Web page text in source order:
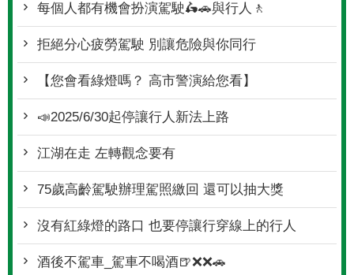
每個人都有機會扮演駕駛🛵🚗與行人🚶
拒絕分心疲勞駕駛 別讓危險與你同行
【您會看綠燈嗎？ 高市警演給您看】
📣2025/6/30起停讓行人新法上路
江湖在走 左轉觀念要有
75歲高齡駕駛辦理駕照繳回 還可以抽大獎
沒有紅綠燈的路口 也要停讓行穿線上的行人
酒後不駕車_駕車不喝酒🍺❌❌🚗